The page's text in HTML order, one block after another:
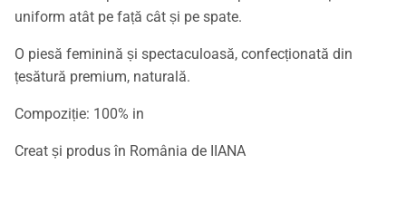
uniform atât pe față cât și pe spate.
O piesă feminină și spectaculoasă, confecționată din
țesătură premium, naturală.
Compoziție: 100% in
Creat și produs în România de IIANA